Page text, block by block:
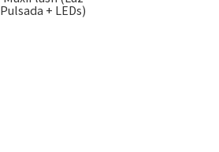
Pulsada + LEDs)